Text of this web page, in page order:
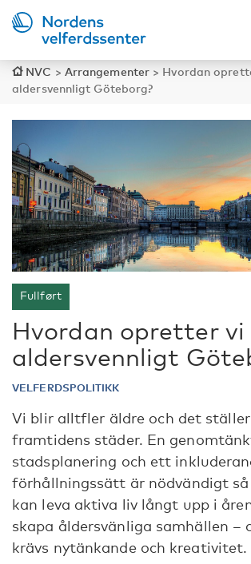
NVC > Arrangementer > Hvordan
aldersvennligt Göteborg?
Fullført
Hvordan opretter vi
aldersvennligt
VELFERDSPOLITIKK
Vi blir alltfler äldre och det
framtidens städer. En
stadsplanering och ett
förhållningssätt är nödvändigt
kan leva aktiva liv långt upp i
skapa åldersvänliga samhällen –
krävs nytänkande och kreativitet.